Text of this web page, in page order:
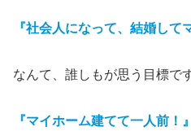
『社会人になって、結婚して
なんて、誰しもが思う目標で
『マイホーム建てて一人前！』